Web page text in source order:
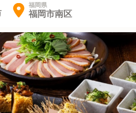
福岡県
福岡市南区